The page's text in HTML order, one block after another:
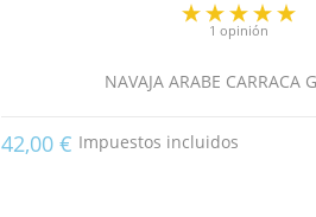
1 opinión
NAVAJA ARABE CARRACA
42,00 € Impuestos incluidos